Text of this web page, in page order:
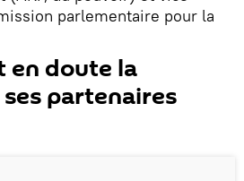
parlementaire pour la
en doute la
partenaires